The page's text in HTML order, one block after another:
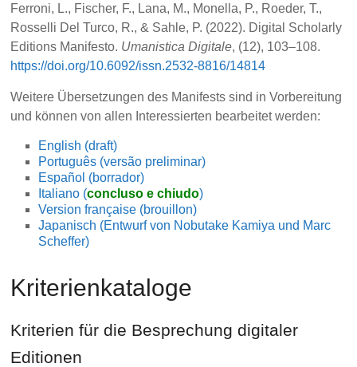
Ferroni, L., Fischer, F., Lana, M., Monella, P., Roeder, T.,
Rosselli Del Turco, R., & Sahle, P. (2022). Digital Scholarly
Editions Manifesto. Umanistica Digitale, (12), 103–108.
https://doi.org/10.6092/issn.2532-8816/14814
Weitere Übersetzungen des Manifests sind in Vorbereitung
und können von allen Interessierten bearbeitet werden:
English (draft)
Português (versão preliminar)
Español (borrador)
Italiano (concluso e chiudo)
Version française (brouillon)
Japanisch (Entwurf von Nobutake Kamiya und Marc
Scheffer)
Kriterienkataloge
Kriterien für die Besprechung digitaler
Editionen